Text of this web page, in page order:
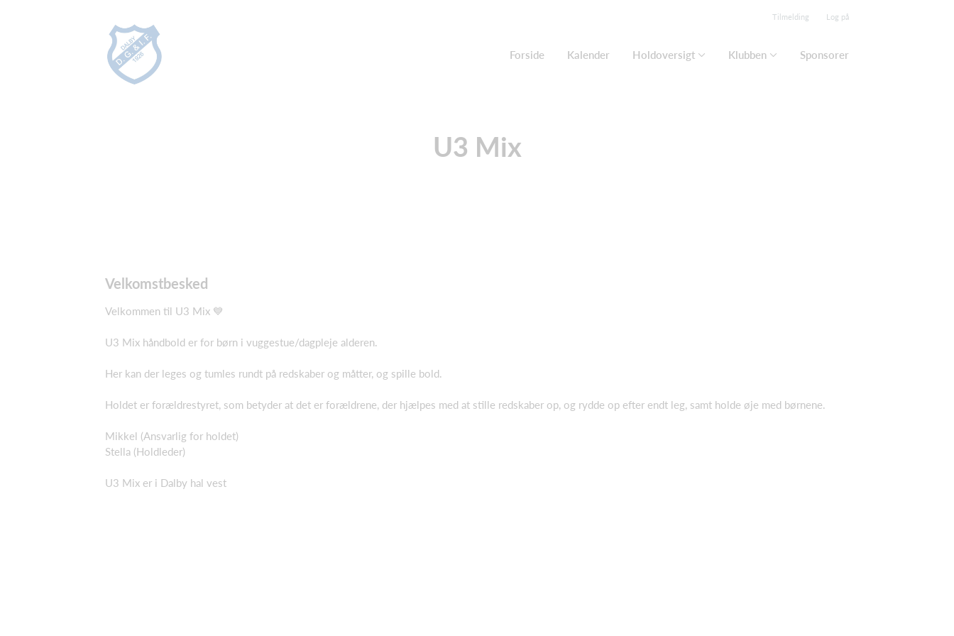
Tilmelding Log på
Forside Kalender Holdoversigt Klubben Sponsorer
U3 Mix
Velkomstbesked
Velkommen til U3 Mix 💙
U3 Mix håndbold er for børn i vuggestue/dagpleje alderen.
Her kan der leges og tumles rundt på redskaber og måtter, og spille bold.
Holdet er forældrestyret, som betyder at det er forældrene, der hjælpes med at stille redskaber op, og rydde op efter endt leg, samt holde øje med børnene.
Mikkel (Ansvarlig for holdet)
Stella (Holdleder)
U3 Mix er i Dalby hal vest